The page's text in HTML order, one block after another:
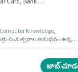
Knowledge,
సంవత్సరాల అనుభవం ఉన్న
Bank Account అవసరం.
జాబ్